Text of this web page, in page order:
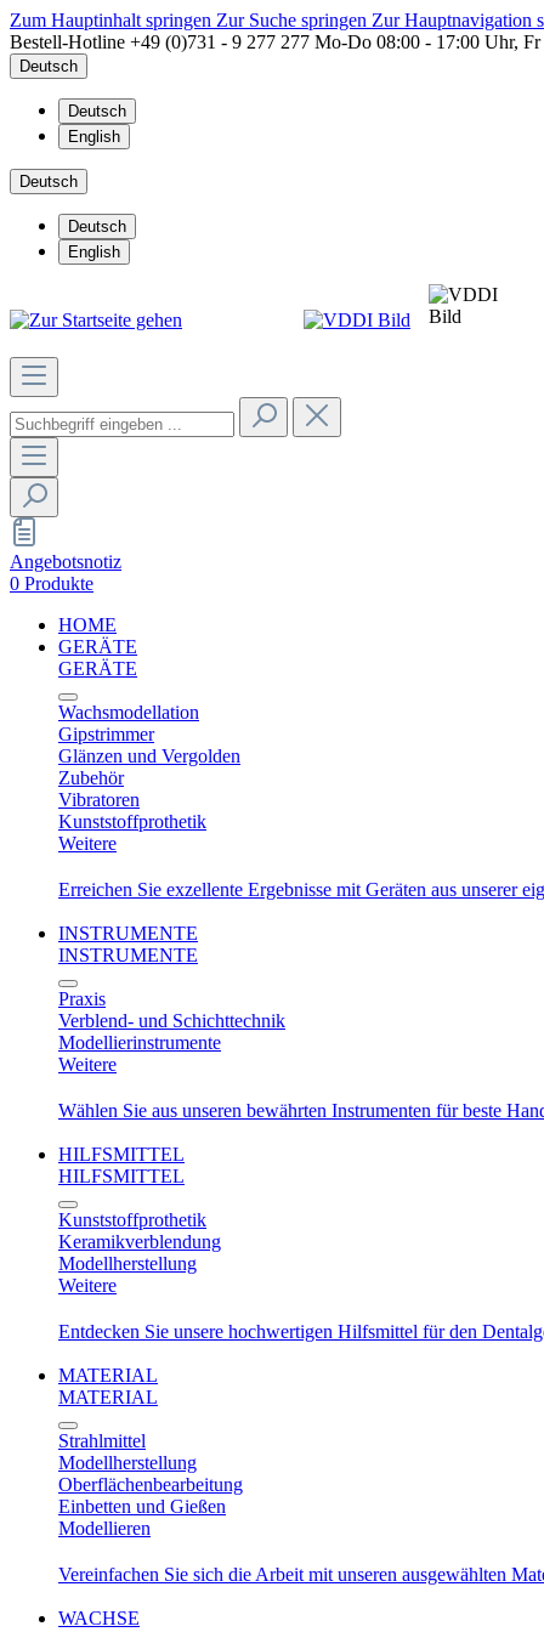
Zum Hauptinhalt springen Zur Suche springen Zur Hauptnavigation
Bestell-Hotline +49 (0)731 - 9 277 277 Mo-Do 08:00 - 17:00 Uhr,
Deutsch
Deutsch
English
Deutsch
Deutsch
English
Angebotsnotiz
0 Produkte
HOME
GERÄTE
GERÄTE
Wachsmodellation
Gipstrimmer
Glänzen und Vergolden
Zubehör
Vibratoren
Kunststoffprothetik
Weitere
Erreichen Sie exzellente Ergebnisse mit Geräten aus unserer
INSTRUMENTE
INSTRUMENTE
Praxis
Verblend- und Schichttechnik
Modellierinstrumente
Weitere
Wählen Sie aus unseren bewährten Instrumenten für beste
HILFSMITTEL
HILFSMITTEL
Kunststoffprothetik
Keramikverblendung
Modellherstellung
Weitere
Entdecken Sie unsere hochwertigen Hilfsmittel für den
MATERIAL
MATERIAL
Strahlmittel
Modellherstellung
Oberflächenbearbeitung
Einbetten und Gießen
Modellieren
Vereinfachen Sie sich die Arbeit mit unseren ausgewählten
WACHSE